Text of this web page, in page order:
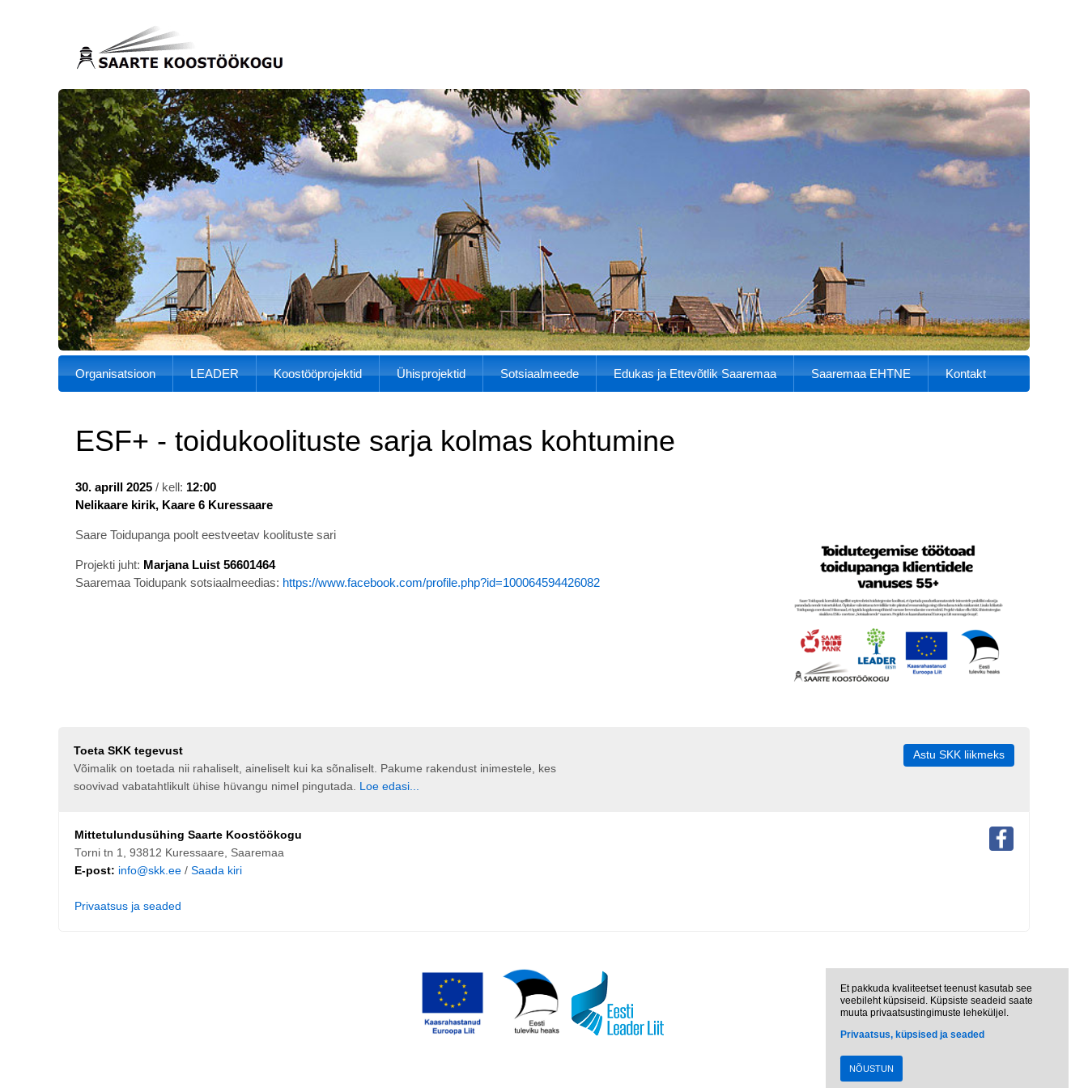
Et pakkuda kvaliteetset teenust kasutab see
veebileht küpsiseid. Küpsiste seadeid saate
muuta privaatsustingimuste leheküljel.
Privaatsus, küpsised ja seaded
NÕUSTUN
Organisatsioon LEADER Koostööprojektid Ühisprojektid Sotsiaalmeede Edukas ja Ettevõtlik Saaremaa Saaremaa EHTNE Kontakt
ESF+ - toidukoolituste sarja kolmas kohtumine
30. aprill 2025 / kell: 12:00
Nelikaare kirik, Kaare 6 Kuressaare
Saare Toidupanga poolt eestveetav koolituste sari
Projekti juht: Marjana Luist 56601464
Saaremaa Toidupank sotsiaalmeedias: https://www.facebook.com/profile.php?id=100064594426082
Toeta SKK tegevust
Võimalik on toetada nii rahaliselt, aineliselt kui ka sõnaliselt. Pakume rakendust inimestele, kes
soovivad vabatahtlikult ühise hüvangu nimel pingutada. Loe edasi...
Astu SKK liikmeks
Mittetulundusühing Saarte Koostöökogu
Torni tn 1, 93812 Kuressaare, Saaremaa
E-post: info@skk.ee/ Saada kiri
Privaatsus ja seaded